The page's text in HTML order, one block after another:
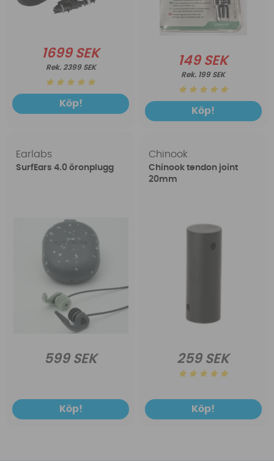
1699 SEK
2399 SEK
Köp!
149 SEK
199 SEK
Köp!
Earlabs
SurfEars 4.0 öronplugg
599 SEK
Köp!
Chinook
Chinook tendon joint
20mm
259 SEK
Köp!